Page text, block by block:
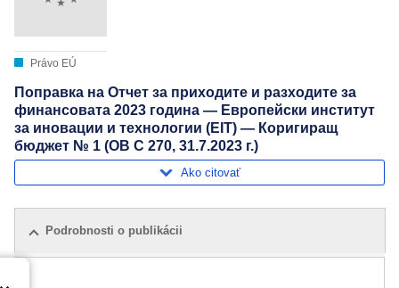
Právo EÚ
Поправка на Отчет за приходите и разходите за
финансовата 2023 година — Европейски институт
за иновации и технологии (EIT) — Коригиращ
бюджет № 1 (OB C 270, 31.7.2023 г.)
Ako citovať
Podrobnosti o publikácii